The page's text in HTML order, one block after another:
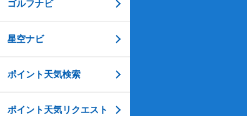
ゴルフナビ
星空ナビ
ポイント天気検索
ポイント天気リクエスト